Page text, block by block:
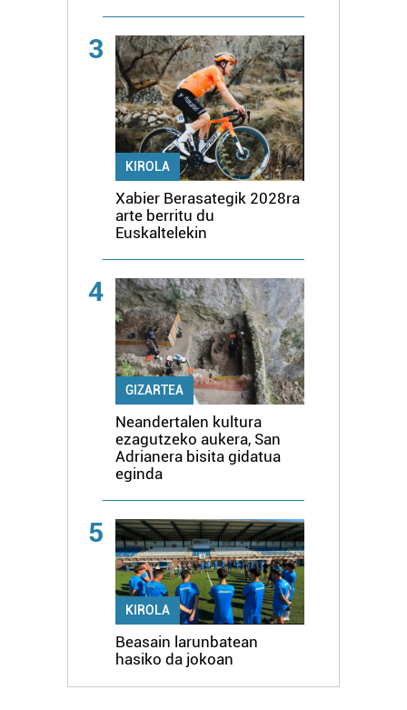
3
KIROLA
Xabier Berasategik 2028ra
arte berritu du
Euskaltelekin
4
GIZARTEA
Neandertalen kultura
ezagutzeko aukera, San
Adrianera bisita gidatua
eginda
5
KIROLA
Beasain larunbatean
hasiko da jokoan